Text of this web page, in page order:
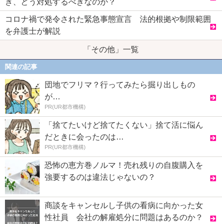
き、どう対処するべきなのか？
コロナ禍で発令された緊急事態宣言 法的根拠や制限範囲
を弁護士が解説
「その他」一覧
関連の記事
団地でフリマ？行ってみたら掘り出しもの
が…
PR(UR都市機構)
「捨てたいけど捨てたくない」捨て活に悩ん
だときに会ったのは…
PR(UR都市機構)
恐怖の恵方巻ノルマ！売れ残りの自腹購入を
強要するのは違法じゃないの？
商談をキャンセルし子供の看病に向かった女
性社員 会社の解雇処分に問題はあるのか？